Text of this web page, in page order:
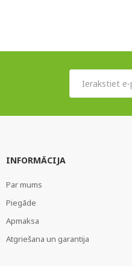
INFORMĀCIJA
Par mums
Piegāde
Apmaksa
Atgriešana un garantija